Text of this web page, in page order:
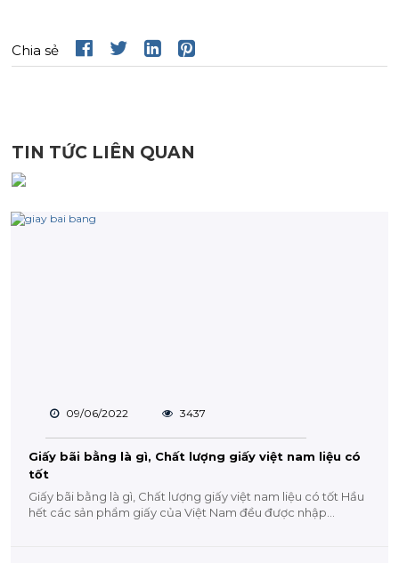
Chia sẻ
TIN TỨC LIÊN QUAN
09/06/2022 3437
Giấy bãi bằng là gì, Chất lượng giấy việt nam liệu có
tốt
Giấy bãi bằng là gì, Chất lượng giấy việt nam liệu có tốt Hầu
hết các sản phẩm giấy của Việt Nam đều được nhập...